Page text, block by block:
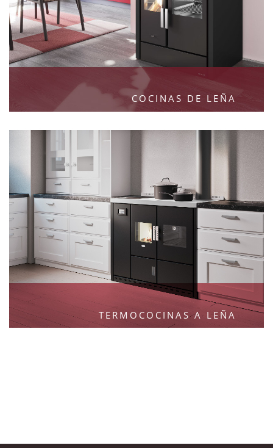
COCINAS DE LEÑA
TERMOCOCINAS A LEÑA